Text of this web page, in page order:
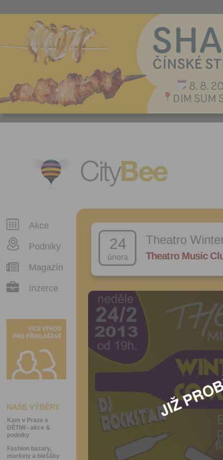
CityBee
Akce
Podniky
Magazín
Inzerce
NAŠE VÝBĚRY
Kam v Praze s
DĚTMI - akce &
podniky
Fashion bazary,
markety a blešáky
24
února
Theatro
Theatro Music